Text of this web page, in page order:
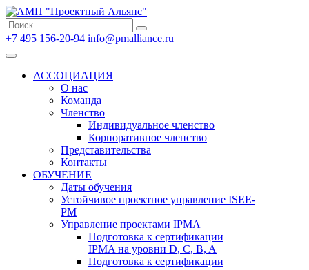
Search
for:
Search
+7 495 156-20-94 info@pmalliance.ru
АССОЦИАЦИЯ
О нас
Команда
Членство
Индивидуальное членство
Корпоративное членство
Представительства
Контакты
ОБУЧЕНИЕ
Даты обучения
Устойчивое проектное управление ISEE-
PM
Управление проектами IPMA
Подготовка к сертификации
IPMA на уровни D, C, B, A
Подготовка к сертификации